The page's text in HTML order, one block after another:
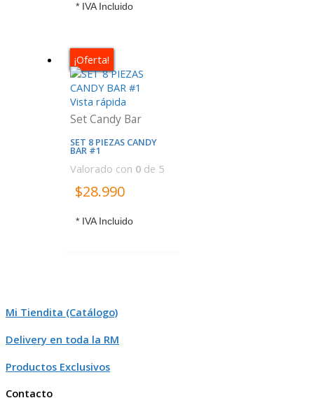
* IVA Incluido
¡Oferta!
Vista rápida
Set Candy Bar
SET 8 PIEZAS CANDY
BAR #1
Valorado con 0de 5
$28.990
* IVA Incluido
Mi Tiendita (Catálogo)
Delivery en toda la RM
Productos Exclusivos
Contacto